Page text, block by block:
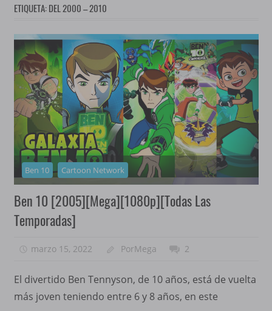
ETIQUETA:DEL 2000 – 2010
Ben 10 Cartoon Network
Ben 10 [2005][Mega][1080p][Todas Las
Temporadas]
marzo 15, 2022 PorMega 2
El divertido Ben Tennyson, de 10 años, está de vuelta
más joven teniendo entre 6 y 8 años, en este